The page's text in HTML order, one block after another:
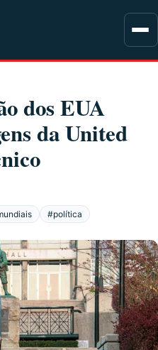
dos EUA
da United
#política